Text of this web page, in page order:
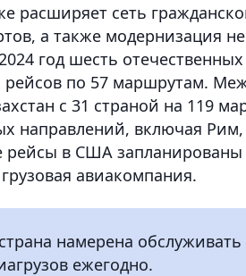
расширяет сеть
а также модернизация
год шесть
рейсов по 57 маршрутам.
с 31 страной на 119
направлений, включая
в США запланированы
авиакомпания.
намерена
ежегодно.